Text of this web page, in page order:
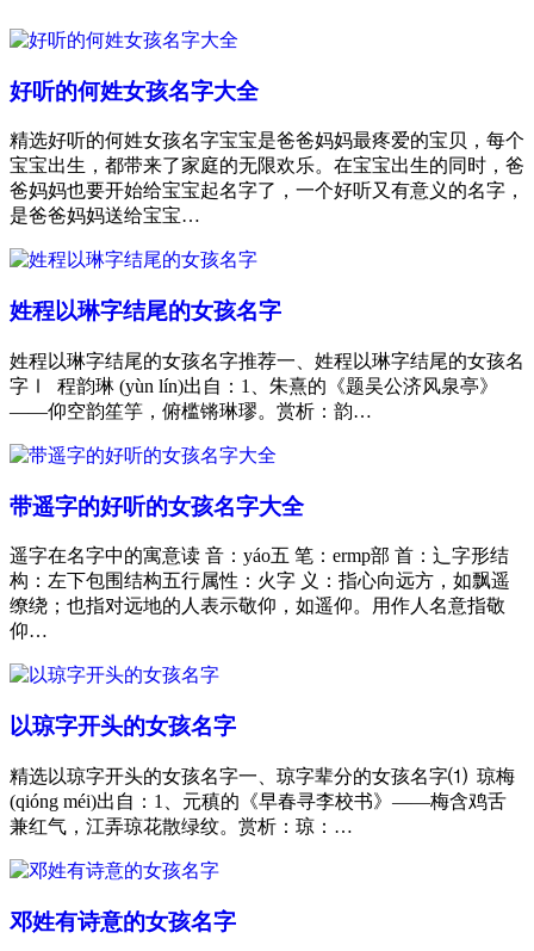
好听的何姓女孩名字大全
精选好听的何姓女孩名字宝宝是爸爸妈妈最疼爱的宝贝，每个
宝宝出生，都带来了家庭的无限欢乐。在宝宝出生的同时，爸
爸妈妈也要开始给宝宝起名字了，一个好听又有意义的名字，
是爸爸妈妈送给宝宝…
姓程以琳字结尾的女孩名字
姓程以琳字结尾的女孩名字推荐一、姓程以琳字结尾的女孩名
字Ⅰ 程韵琳 (yùn lín)出自：1、朱熹的《题吴公济风泉亭》
——仰空韵笙竽，俯槛锵琳璆。赏析：韵…
带遥字的好听的女孩名字大全
遥字在名字中的寓意读 音：yáo五 笔：ermp部 首：辶字形结
构：左下包围结构五行属性：火字 义：指心向远方，如飘遥
缭绕；也指对远地的人表示敬仰，如遥仰。用作人名意指敬
仰…
以琼字开头的女孩名字
精选以琼字开头的女孩名字一、琼字辈分的女孩名字⑴ 琼梅
(qióng méi)出自：1、元稹的《早春寻李校书》——梅含鸡舌
兼红气，江弄琼花散绿纹。赏析：琼：…
邓姓有诗意的女孩名字